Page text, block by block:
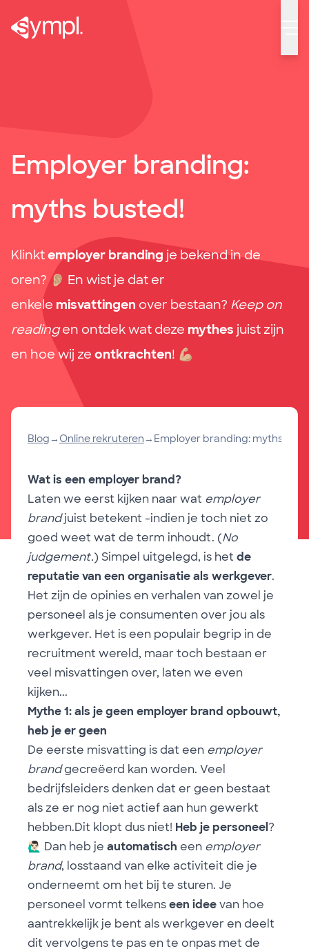
Employer branding:
myths busted!
Klinktemployer branding je bekend in de
oren?👂🏼 En wist je dat er
enkele misvattingen over bestaan? Keep on
readingen ontdek wat deze mythes juist zijn
en hoe wij ze ontkrachten! 💪🏼
Blog → Online rekruteren → Employer branding: myths
Wat is een employer brand?
Laten we eerst kijken naar wat employer
brandjuist betekent -indien je toch niet zo
goed weet wat de term inhoudt. (No
judgement.) Simpel uitgelegd, is het de
reputatie van een organisatie als werkgever.
Het zijn de opinies en verhalen van zowel je
personeel als je consumenten over jou als
werkgever. Het is een populair begrip in de
recruitment wereld, maar toch bestaan er
veel misvattingen over, laten we even
kijken...
Mythe 1: als je geen employer brand opbouwt,
heb je er geen
De eerste misvatting is dat een employer
brandgecreëerd kan worden. Veel
bedrijfsleiders denken dat er geen bestaat
als ze er nog niet actief aan hun gewerkt
hebben.Dit klopt dus niet! Heb je personeel ?
🙋🏻‍♂️ Dan heb je automatisch een employer
brand, losstaand van elke activiteit die je
onderneemt om het bij te sturen. Je
personeel vormt telkenseen ideevan hoe
aantrekkelijk je bent als werkgever en deelt
dit vervolgens te pas en te onpas met de